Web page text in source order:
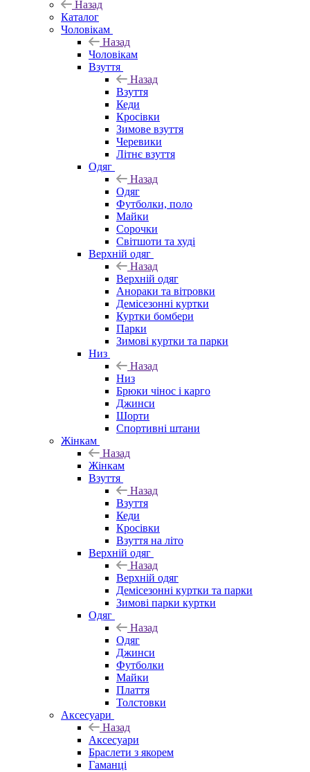
Назад
Каталог
Чоловікам
Назад
Чоловікам
Взуття
Назад
Взуття
Кеди
Кросівки
Зимове взуття
Черевики
Літнє взуття
Одяг
Назад
Одяг
Футболки, поло
Майки
Сорочки
Світшоти та худі
Верхній одяг
Назад
Верхній одяг
Анораки та вітровки
Демісезонні куртки
Куртки бомбери
Парки
Зимові куртки та парки
Низ
Назад
Низ
Брюки чінос і карго
Джинси
Шорти
Спортивні штани
Жінкам
Назад
Жінкам
Взуття
Назад
Взуття
Кеди
Кросівки
Взуття на літо
Верхній одяг
Назад
Верхній одяг
Демісезонні куртки та парки
Зимові парки куртки
Одяг
Назад
Одяг
Джинси
Футболки
Майки
Плаття
Толстовки
Аксесуари
Назад
Аксесуари
Браслети з якорем
Гаманці